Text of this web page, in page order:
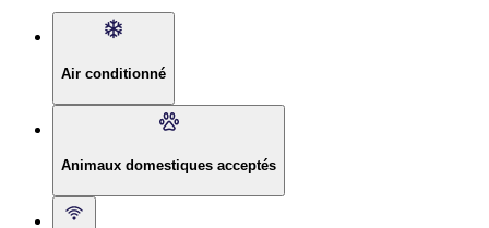
Air conditionné
Animaux domestiques acceptés